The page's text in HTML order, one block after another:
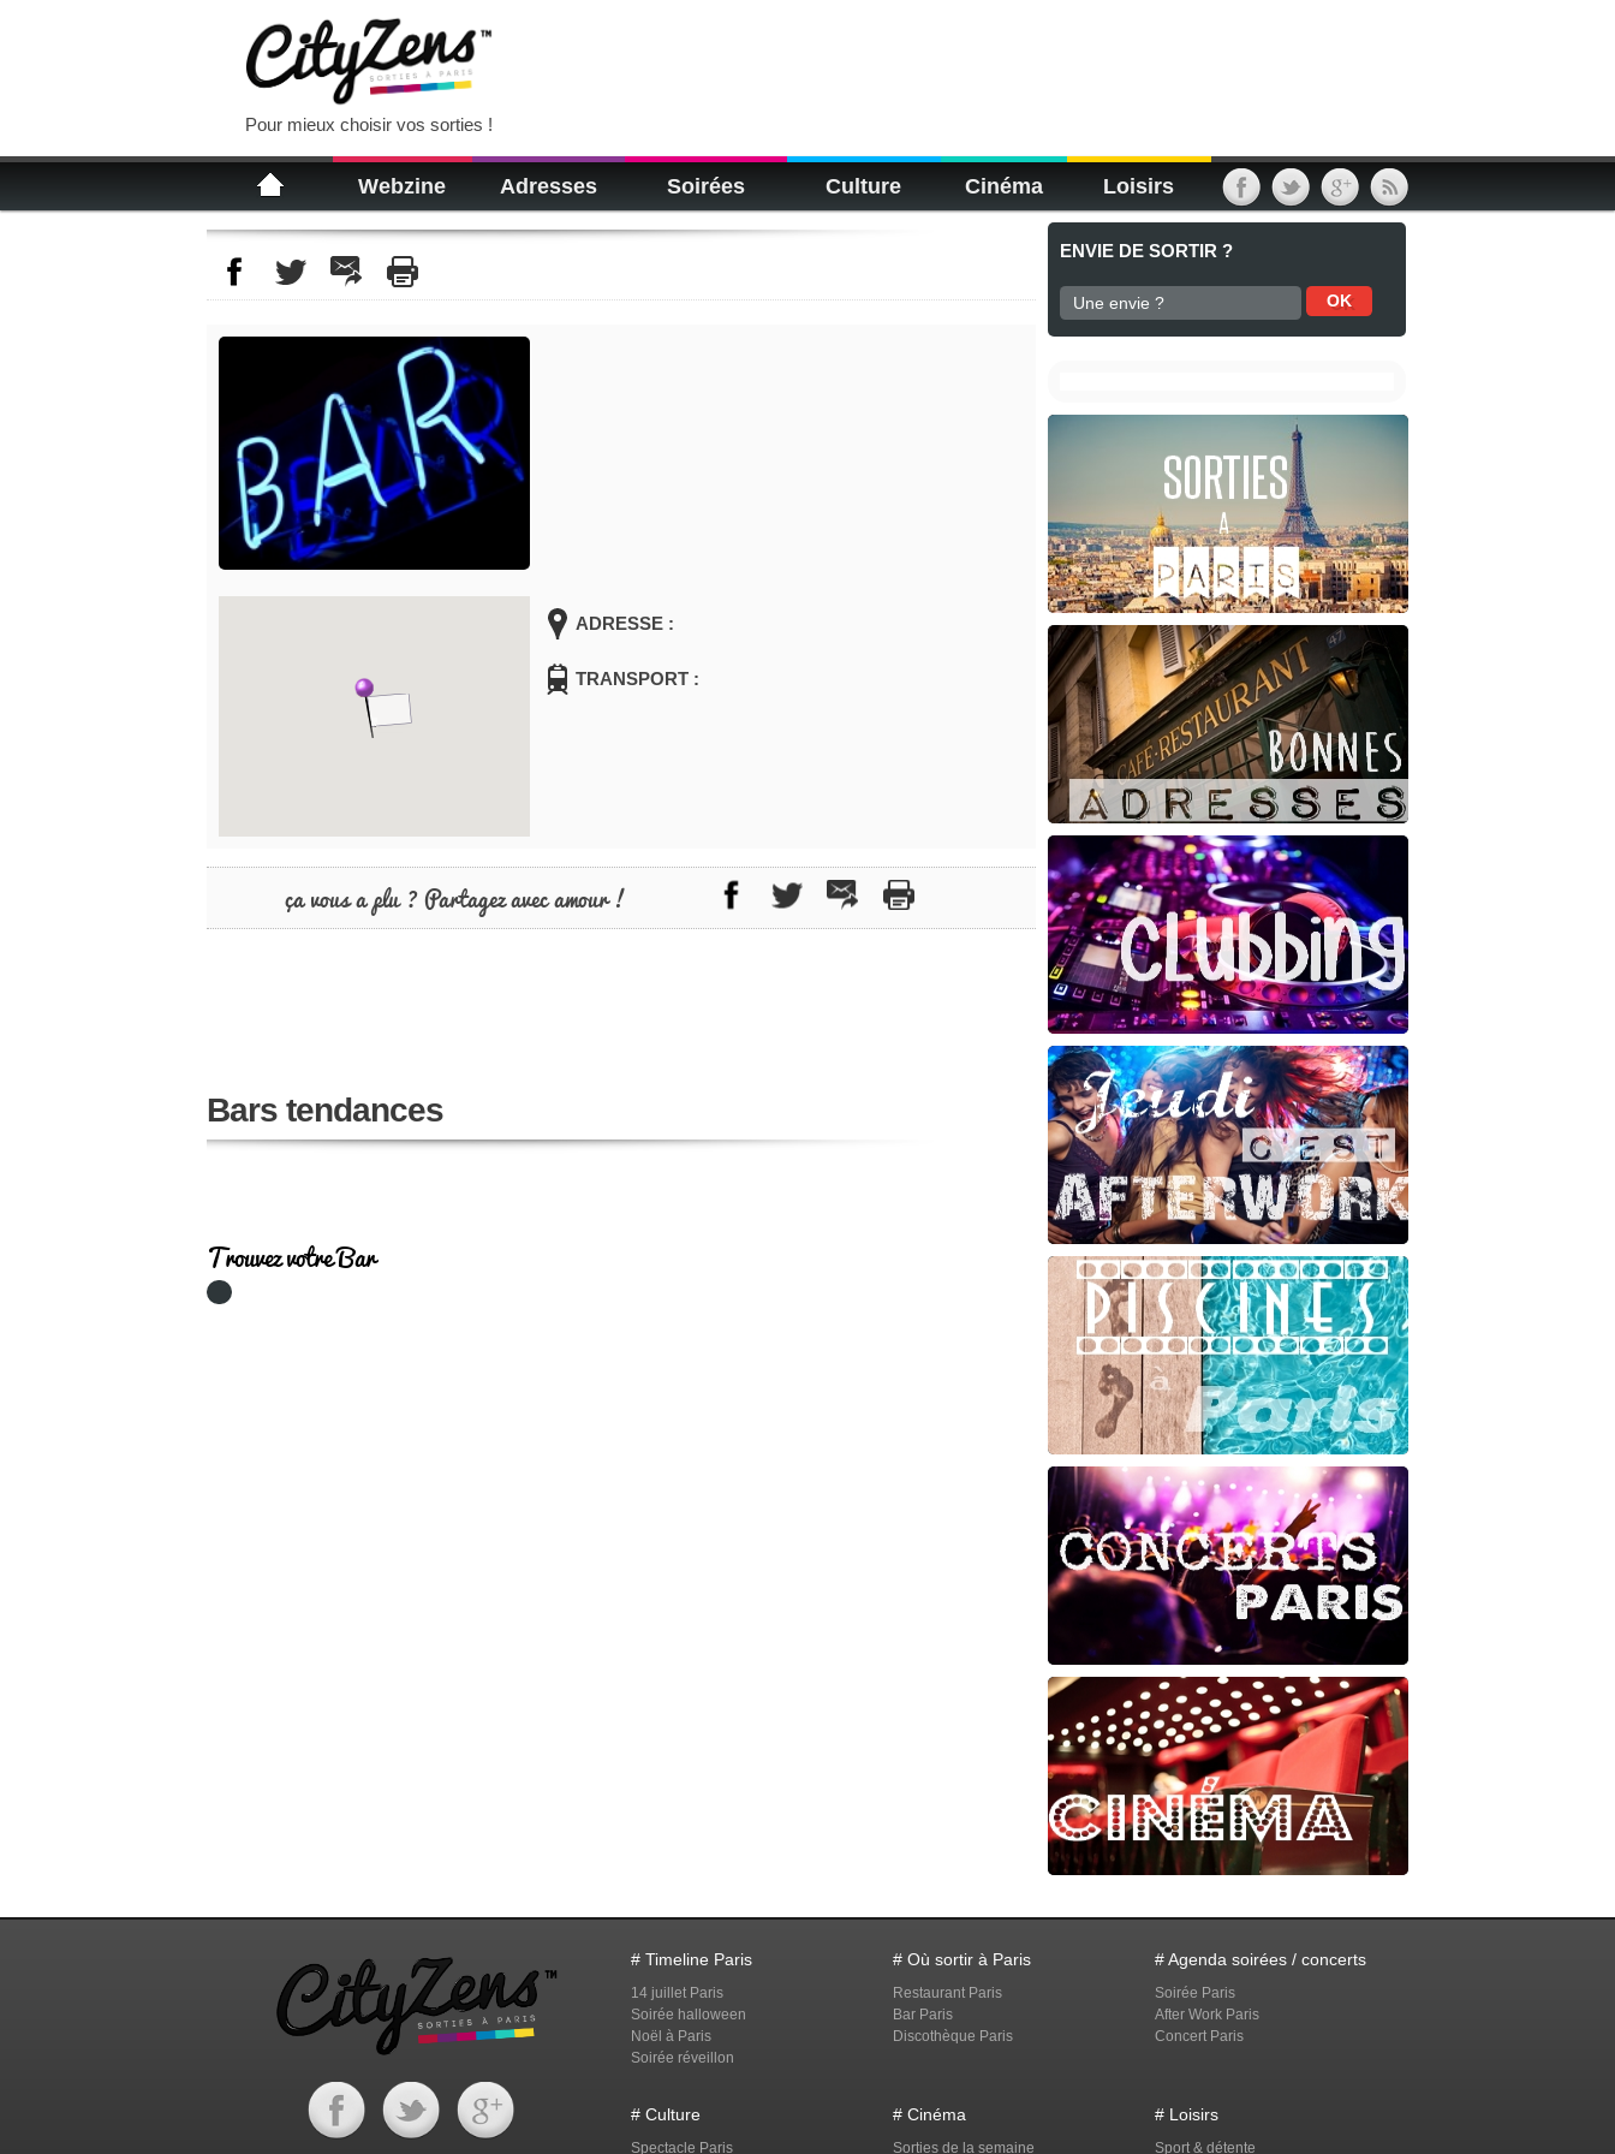
Pour mieux choisir vos sorties !
Webzine Adresses Soirées Culture Cinéma Loisirs
ADRESSE :
TRANSPORT :
ça vous a plu ? Partagez avec amour !
Bars tendances
Trouvez votre Bar
ENVIE DE SORTIR ?
# Timeline Paris
14 juillet Paris
Soirée halloween
Noël à Paris
Soirée réveillon
# Où sortir à Paris
Restaurant Paris
Bar Paris
Discothèque Paris
# Agenda soirées / concerts
Soirée Paris
After Work Paris
Concert Paris
# Culture
Spectacle Paris
# Cinéma
Sorties de la semaine
# Loisirs
Sport & détente